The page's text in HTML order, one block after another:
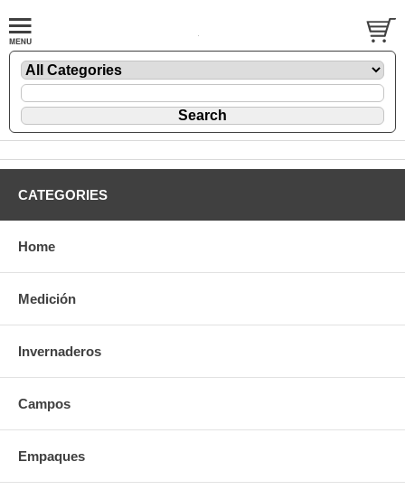
CATEGORIES
Home
Medición
Invernaderos
Campos
Empaques